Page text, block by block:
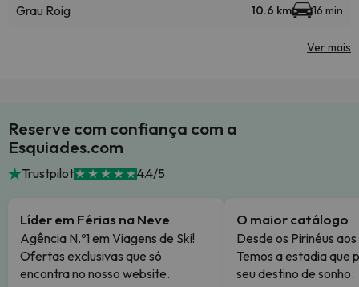
Grau Roig 10.6 km 16 min
Ver mais
Reserve com confiança com a
Esquiades.com
Trustpilot 4.4/5
Líder em Férias na Neve
Agência N.º1 em Viagens de Ski!
Ofertas exclusivas que só
encontra no nosso website.
O maior catálogo
Desde os Pirinéus
Temos a estadia que
seu destino de sonho.